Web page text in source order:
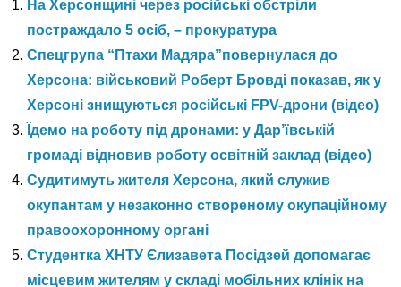
На Херсонщині через російські обстріли
постраждало 5 осіб, – прокуратура
Спецгрупа “Птахи Мадяра”повернулася до
Херсона: військовий Роберт Бровді показав, як у
Херсоні знищуються російські FPV-дрони (відео)
Їдемо на роботу під дронами: у Дар’ївській
громаді відновив роботу освітній заклад (відео)
Судитимуть жителя Херсона, який служив
окупантам у незаконно створеному окупаційному
правоохоронному органі
Студентка ХНТУ Єлизавета Посідзей допомагає
місцевим жителям у складі мобільних клінік на